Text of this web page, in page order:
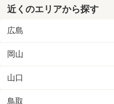
近くのエリアから探す
広島
岡山
山口
鳥取